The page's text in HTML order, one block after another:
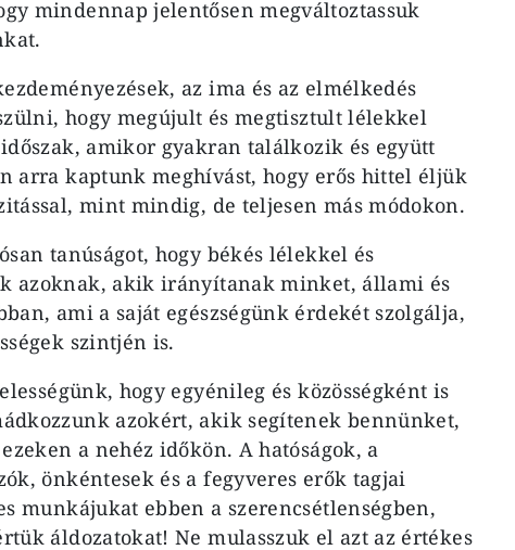
mindennap jelentősen megváltoztassuk
az ima és az elmélkedés
hogy megújult és megtisztult lélekkel
amikor gyakran találkozik és együtt
arra kaptunk meghívást, hogy erős hittel éljük
mint mindig, de teljesen más módokon.
tanúságot, hogy békés lélekkel és
azoknak, akik irányítanak minket, állami és
ami a saját egészségünk érdekét szolgálja,
szintjén is.
hogy egyénileg és közösségként is
azokért, akik segítenek bennünket,
a nehéz időkön. A hatóságok, a
önkéntesek és a fegyveres erők tagjai
munkájukat ebben a szerencsétlenségben,
áldozatokat! Ne mulasszuk el azt az értékes